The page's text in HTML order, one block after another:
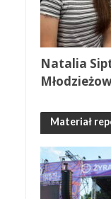
Natalia
Materiał